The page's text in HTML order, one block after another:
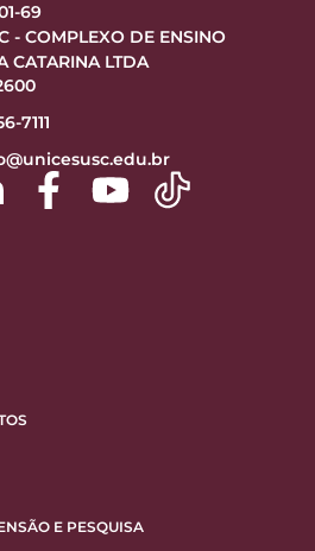
69
- COMPLEXO DE ENSINO
CATARINA LTDA
7111
E PESQUISA